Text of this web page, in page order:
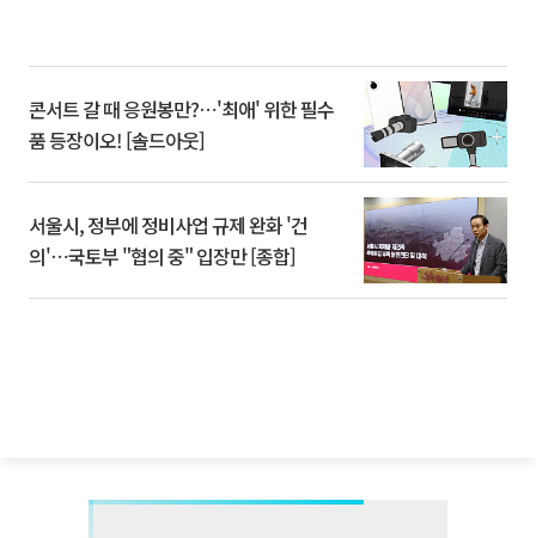
콘서트 갈 때 응원봉만?⋯'최애' 위한 필수
품 등장이오! [솔드아웃]
서울시, 정부에 정비사업 규제 완화 '건
의'⋯국토부 "협의 중" 입장만 [종합]